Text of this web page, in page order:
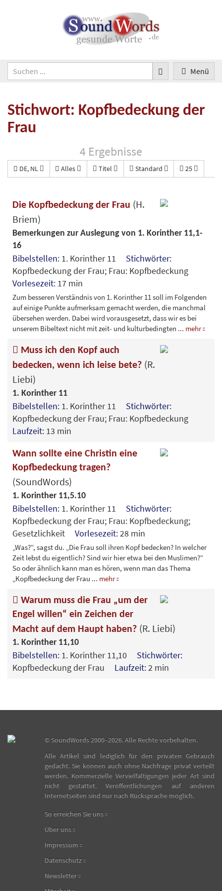
Menü
Stichwort: Kopfbedeckung der
Frau
4 Ergebnisse
DE, NL Alles Titel Standard 25
Die Kopfbedeckung der Frau (H.
Briem)
Bemerkungen zur Auslegung von 1. Korinther 11,1-
16
Bibelstellen: 1. Korinther 11 Stichwörter:
Kopfbedeckung der Frau; Frau: Kopfbedeckung
Vorlesezeit: 17 min
Zum besseren Verständnis von 1. Korinther 11 soll im Folgenden
auf einige Punkte aufmerksam gemacht werden, die manchmal
übersehen werden. Dabei wird vorausgesetzt, dass wir es bei
unserem Bibeltext nicht mit zeit- und kulturbedingten ... mehr
Muss ich den Kopf auch
bedecken, wenn ich leise bete? (R.
Liebi)
1. Korinther 11
Bibelstellen: 1. Korinther 11 Stichwörter:
Kopfbedeckung der Frau; Frau: Kopfbedeckung
Laufzeit: 13 min
Wann sollte eine Christin eine
Kopfbedeckung tragen?
(SoundWords)
1. Korinther 11,5.10
Bibelstellen: 1. Korinther 11 Stichwörter:
Kopfbedeckung der Frau; Frau: Kopfbedeckung;
Gesetzlichkeit Vorlesezeit:28 min
„Was?“, sagst du. „Die Frau soll ihren Kopf bedecken? In welcher
Zeit lebst du eigentlich? Sind wir hier etwa bei den Muslimen?“
So oder ähnlich kann man es hören, wenn man das Thema
„Kopfbedeckung der Frau ... mehr
Warum muss die Frau „um der
Engel willen“ ein Zeichen der
Macht auf dem Haupt haben? (R. Liebi)
1. Korinther 11,10
Bibelstellen: 1. Korinther 11,10 Stichwörter:
Kopfbedeckung der Frau Laufzeit:2 min
©SoundWords2000–2026. Alle Rechte vorbehalten.
Alle Artikel sind lediglich für den privaten Gebrauch
gedacht. Sie können auch ohne Nachfrage privat verteilt
werden. Kommerzielle Vervielfältigungen jeder Art sind
nicht gestattet. Veröffentlichungen auf anderen
Internetseiten sind nur nach Rücksprache möglich.
So erreichen Sie uns
Über uns
Impressum
Datenschutz
Newsletter